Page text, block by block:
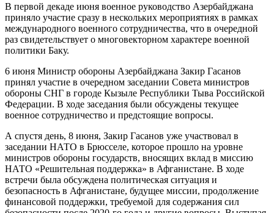
В первой декаде июня военное руководство Азербайджана
приняло участие сразу в нескольких мероприятиях в рамках
международного военного сотрудничества, что в очередной
раз свидетельствует о многовекторном характере военной
политики Баку.
6 июня Министр обороны Азербайджана Закир Гасанов
принял участие в очередном заседании Совета министров
обороны СНГ в городе Кызыле Республики Тыва Российской
Федерации. В ходе заседания были обсуждены текущее
военное сотрудничество и предстоящие вопросы.
А спустя день, 8 июня, Закир Гасанов уже участвовал в
заседании НАТО в Брюсселе, которое прошло на уровне
министров обороны государств, вносящих вклад в миссию
НАТО «Решительная поддержка» в Афганистане. В ходе
встречи была обсуждена политическая ситуация и
безопасность в Афганистане, будущее миссии, продолжение
финансовой поддержки, требуемой для содержания сил